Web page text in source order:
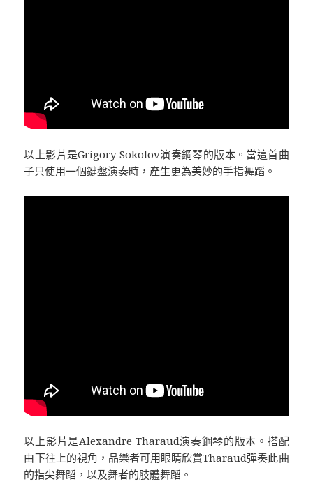
以上影片是Grigory Sokolov演奏鋼琴的版本。當這首曲
子只使用一個鍵盤演奏時，產生更為美妙的手指舞蹈。
以上影片是Alexandre Tharaud演奏鋼琴的版本。搭配
由下往上的視角，品樂者可用眼睛欣賞Tharaud彈奏此曲
的指尖舞蹈，以及舞者的肢體舞蹈。